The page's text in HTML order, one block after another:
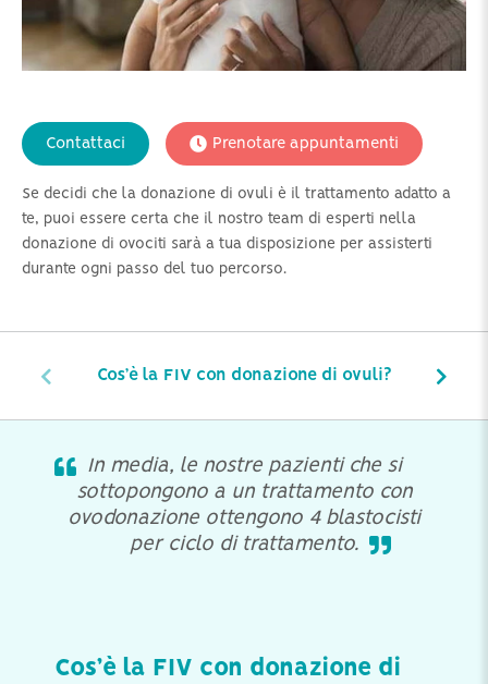
Se decidi che la donazione di ovuli è il trattamento adatto a
te, puoi essere certa che il nostro team di esperti nella
donazione di ovociti sarà a tua disposizione per assisterti
durante ogni passo del tuo percorso.
Contattaci Prenotare appuntamenti
Cos’è la FIV con donazione di ovuli?
In media, le nostre pazienti che si
sottopongono a un trattamento con
ovodonazione ottengono 4 blastocisti
per ciclo di trattamento.
Cos’è la FIV con donazione di